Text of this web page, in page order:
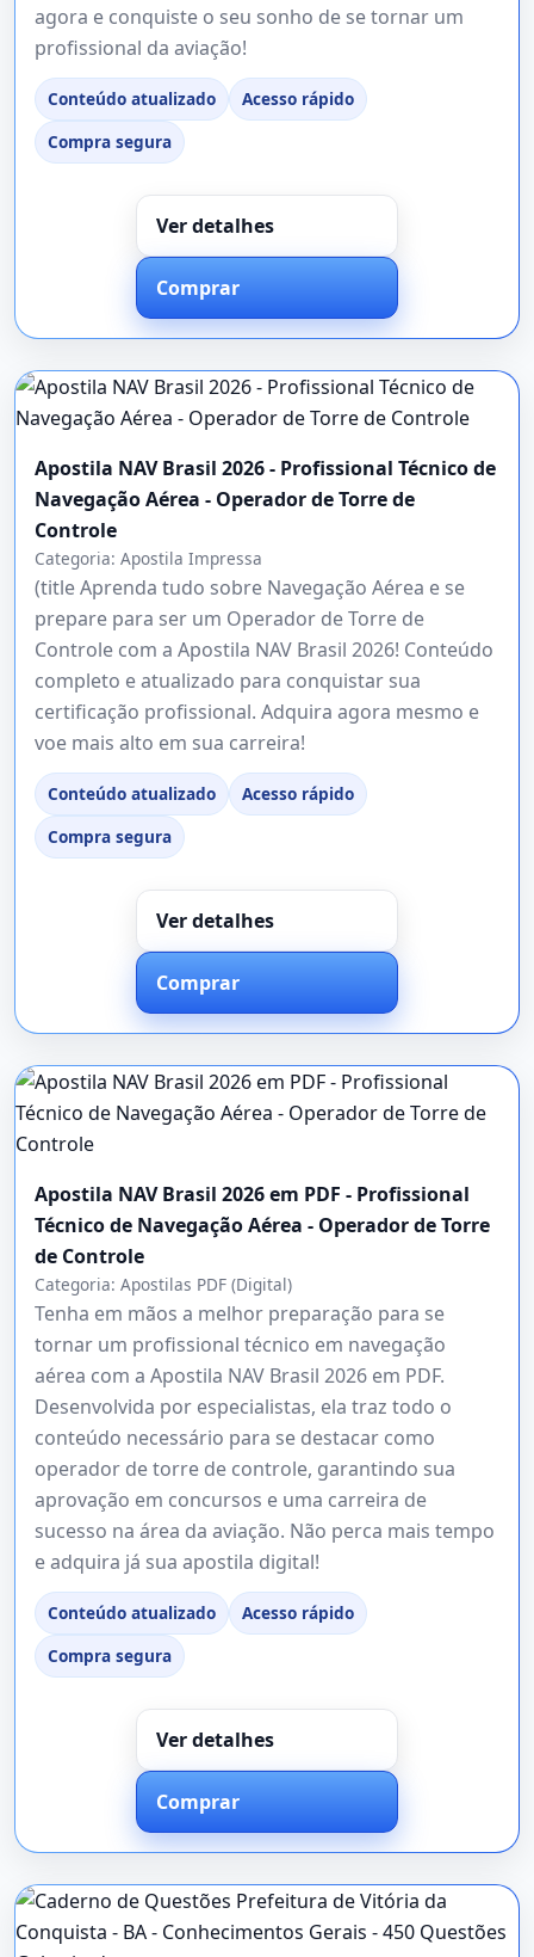
agora e conquiste o seu sonho de se tornar um
profissional da aviação!
Conteúdo atualizado
Acesso rápido
Compra segura
Ver detalhes
Comprar
Apostila NAV Brasil 2026 - Profissional Técnico de
Navegação Aérea - Operador de Torre de
Controle
Categoria: Apostila Impressa
(title Aprenda tudo sobre Navegação Aérea e se
prepare para ser um Operador de Torre de
Controle com a Apostila NAV Brasil 2026! Conteúdo
completo e atualizado para conquistar sua
certificação profissional. Adquira agora mesmo e
voe mais alto em sua carreira!
Conteúdo atualizado
Acesso rápido
Compra segura
Ver detalhes
Comprar
Apostila NAV Brasil 2026 em PDF - Profissional
Técnico de Navegação Aérea - Operador de Torre
de Controle
Categoria: Apostilas PDF (Digital)
Tenha em mãos a melhor preparação para se
tornar um profissional técnico em navegação
aérea com a Apostila NAV Brasil 2026 em PDF.
Desenvolvida por especialistas, ela traz todo o
conteúdo necessário para se destacar como
operador de torre de controle, garantindo sua
aprovação em concursos e uma carreira de
sucesso na área da aviação. Não perca mais tempo
e adquira já sua apostila digital!
Conteúdo atualizado
Acesso rápido
Compra segura
Ver detalhes
Comprar